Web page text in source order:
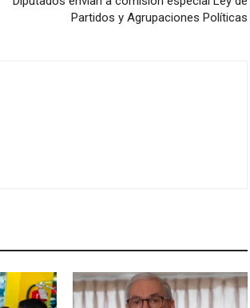
Partidos y Agrupaciones Políticas